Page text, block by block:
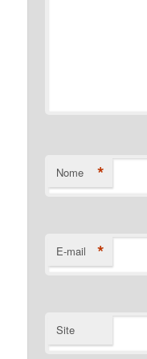
Nome *
E-mail *
Site